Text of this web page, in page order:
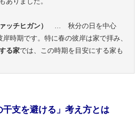
ッチヒガン）
… 秋分の日を中心
時期です。特に春の彼岸は家で拝み、
る家では、この時期を目安にする家も
干支を避ける」考え方とは